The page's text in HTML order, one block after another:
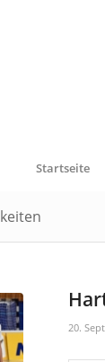
Startseite
20.